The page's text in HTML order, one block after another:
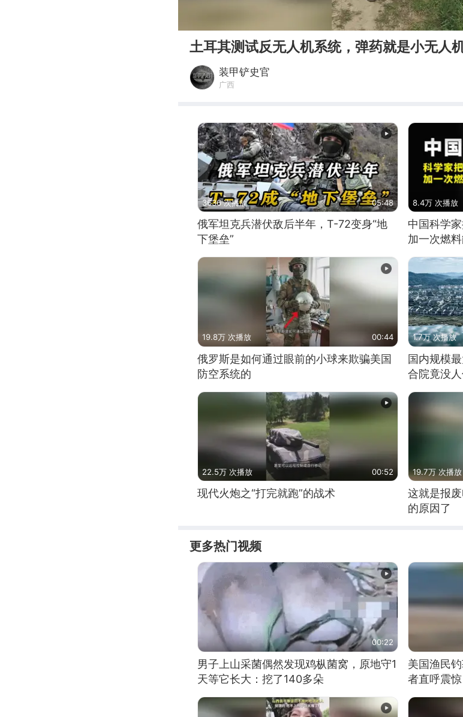
土耳其测试反无人机系统，弹药就是小无人
装甲铲史官
广西
3636 次播放 05:48
俄军坦克兵潜伏敌后半年，T-72变身“地
下堡垒”
8.4万 次播放
中国科学
加一次燃
19.8万 次播放 00:44
俄罗斯是如何通过眼前的小球来欺骗美国
防空系统的
1.7万 次播放
国内规模
合院竟没
22.5万 次播放 00:52
现代火炮之“打完就跑”的战术
19.7万 次播放
这就是报
的原因了
更多热门视频
00:22
男子上山采菌偶然发现鸡枞菌窝，原地守1
天等它长大：挖了140多朵
美国渔民
者直呼震